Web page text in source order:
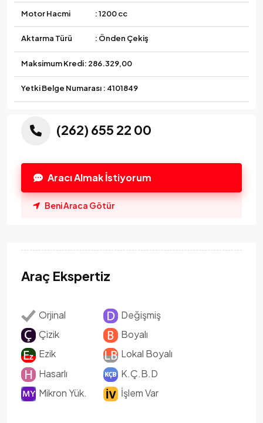
Motor Hacmi : 1200 cc
Aktarma Türü : Önden Çekiş
Maksimum Kredi: 286.329,00
Yetki Belge Numarası : 4101849
(262) 655 22 00
Aracı Almak İstiyorum
Beni Araca Götür
Araç Ekspertiz
Orjinal
Değişmiş
Çizik
Boyalı
Ezik
Lokal Boyalı
Hasarlı
K.Ç.B.D
Mikron Yük.
İşlem Var